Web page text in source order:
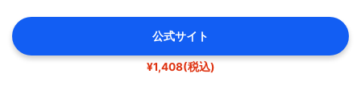
公式サイト
¥1,408(税込)